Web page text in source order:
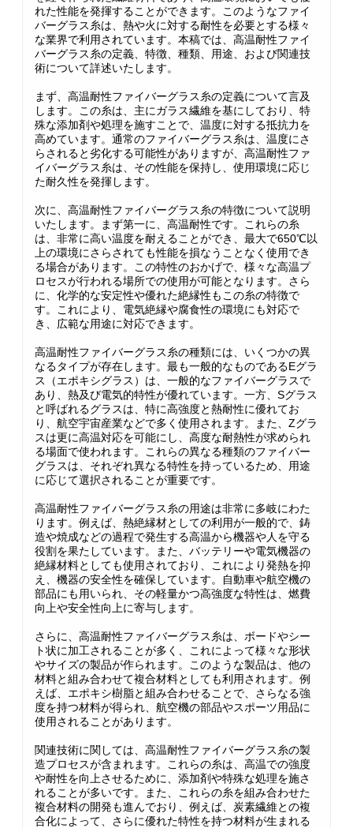
れた性能を発揮することができます。このようなファイ
バーグラス糸は、熱や火に対する耐性を必要とする様々
な業界で利用されています。本稿では、高温耐性ファイ
バーグラス糸の定義、特徴、種類、用途、および関連技
術について詳述いたします。
まず、高温耐性ファイバーグラス糸の定義について言及
します。この糸は、主にガラス繊維を基にしており、特
殊な添加剤や処理を施すことで、温度に対する抵抗力を
高めています。通常のファイバーグラス糸は、温度にさ
らされると劣化する可能性がありますが、高温耐性ファ
イバーグラス糸は、その性能を保持し、使用環境に応じ
た耐久性を発揮します。
次に、高温耐性ファイバーグラス糸の特徴について説明
いたします。まず第一に、高温耐性です。これらの糸
は、非常に高い温度を耐えることができ、最大で650℃以
上の環境にさらされても性能を損なうことなく使用でき
る場合があります。この特性のおかげで、様々な高温プ
ロセスが行われる場所での使用が可能となります。さら
に、化学的な安定性や優れた絶縁性もこの糸の特徴で
す。これにより、電気絶縁や腐食性の環境にも対応で
き、広範な用途に対応できます。
高温耐性ファイバーグラス糸の種類には、いくつかの異
なるタイプが存在します。最も一般的なものであるEグラ
ス（エポキシグラス）は、一般的なファイバーグラスで
あり、熱及び電気的特性が優れています。一方、Sグラス
と呼ばれるグラスは、特に高強度と熱耐性に優れてお
り、航空宇宙産業などで多く使用されます。また、Zグラ
スは更に高温対応を可能にし、高度な耐熱性が求められ
る場面で使われます。これらの異なる種類のファイバー
グラスは、それぞれ異なる特性を持っているため、用途
に応じて選択されることが重要です。
高温耐性ファイバーグラス糸の用途は非常に多岐にわた
ります。例えば、熱絶縁材としての利用が一般的で、鋳
造や焼成などの過程で発生する高温から機器や人を守る
役割を果たしています。また、バッテリーや電気機器の
絶縁材料としても使用されており、これにより発熱を抑
え、機器の安全性を確保しています。自動車や航空機の
部品にも用いられ、その軽量かつ高強度な特性は、燃費
向上や安全性向上に寄与します。
さらに、高温耐性ファイバーグラス糸は、ボードやシー
ト状に加工されることが多く、これによって様々な形状
やサイズの製品が作られます。このような製品は、他の
材料と組み合わせて複合材料としても利用されます。例
えば、エポキシ樹脂と組み合わせることで、さらなる強
度を持つ材料が得られ、航空機の部品やスポーツ用品に
使用されることがあります。
関連技術に関しては、高温耐性ファイバーグラス糸の製
造プロセスが含まれます。これらの糸は、高温での強度
や耐性を向上させるために、添加剤や特殊な処理を施さ
れることが多いです。また、これらの糸を組み合わせた
複合材料の開発も進んでおり、例えば、炭素繊維との複
合化によって、さらに優れた特性を持つ材料が生まれる